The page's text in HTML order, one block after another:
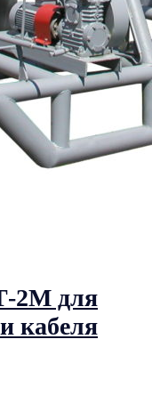
2М для
кабеля